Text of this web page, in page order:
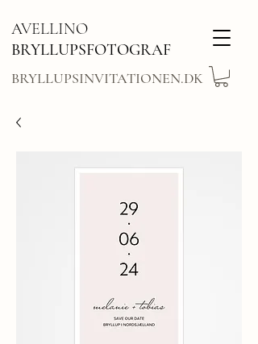
AVELLINO
BRYLLUPSFOTOGRAF
BRYLLUPSINVITATIONEN.DK